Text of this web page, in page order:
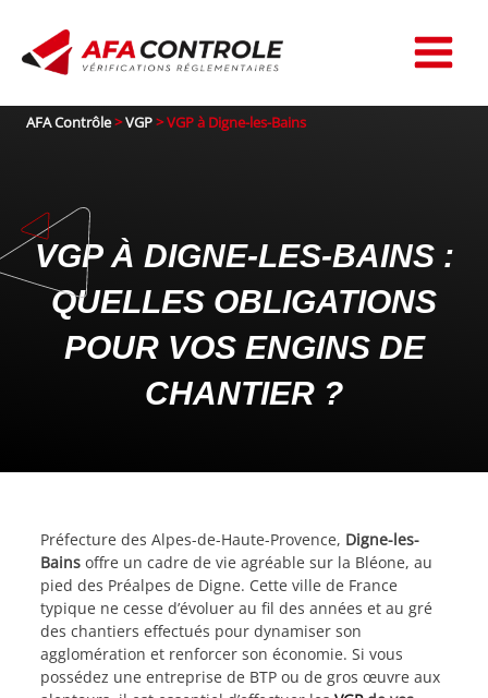
contenu
AFA Contrôle>VGP>VGP à Digne-les-Bains
VGP À DIGNE-LES-BAINS :
QUELLES OBLIGATIONS
POUR VOS ENGINS DE
CHANTIER ?
Préfecture des Alpes-de-Haute-Provence, Digne-les-
Bains offre un cadre de vie agréable sur la Bléone, au
pied des Préalpes de Digne. Cette ville de France
typique ne cesse d’évoluer au fil des années et au gré
des chantiers effectués pour dynamiser son
agglomération et renforcer son économie. Si vous
possédez une entreprise de BTP ou de gros œuvre aux